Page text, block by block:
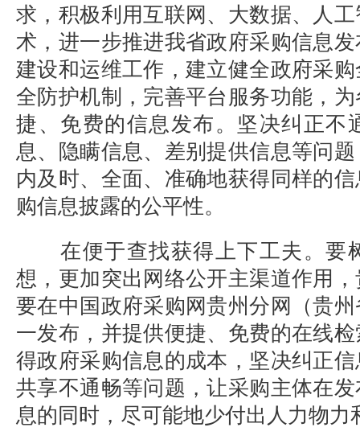
求，积极利用互联网、大数据、人
术，进一步推进我省政府采购信息
建设和运维工作，建立健全政府采
全防护机制，完善平台服务功能，
捷、免费的信息发布。坚决纠正不
息、隐瞒信息、差别提供信息等问
内及时、全面、准确地获得同样的
购信息披露的公平性。
在便于查找获得上下工夫。要
想，更加突出网络公开主渠道作用
要在中国政府采购网贵州分网（贵
一发布，并提供便捷、免费的在线
得政府采购信息的成本，坚决纠正
共享不通畅等问题，让采购主体在
息的同时，尽可能地少付出人力物力